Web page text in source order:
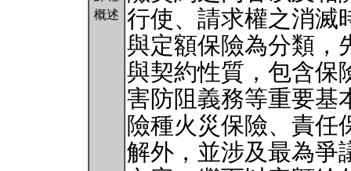
概述
行使、請求權之消滅
與定額保險為分類，
與契約性質，包含保
害防阻義務等重要基
險種火災保險、責任
解外，並涉及最為爭